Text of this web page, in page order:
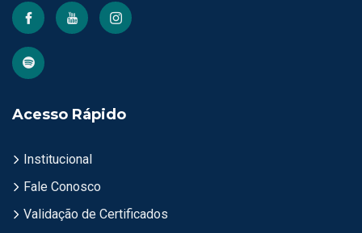
Acesso Rápido
Institucional
Fale Conosco
Validação de Certificados